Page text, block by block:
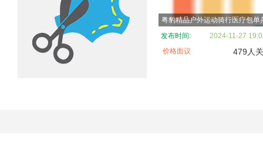
发布时间:
2024-11-27
价格面议
479人